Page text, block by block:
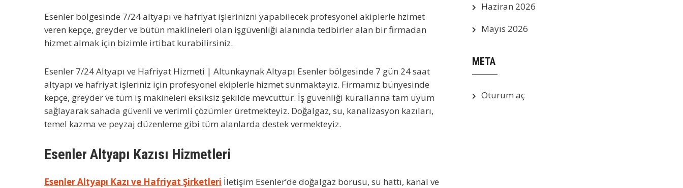
Esenler bölgesinde 7/24 altyapı ve hafriyat işlerinizni yapabilecek profesyonel akiplerle hzimet
veren kepçe, greyder ve bütün maklineleri olan işgüvenliği alanında tedbirler alan bir firmadan
hizmet almak için bizimle irtibat kurabilirsiniz.
Esenler 7/24 Altyapı ve Hafriyat Hizmeti | Altunkaynak Altyapı Esenler bölgesinde 7 gün 24 saat
altyapı ve hafriyat işleriniz için profesyonel ekiplerle hizmet sunmaktayız. Firmamız bünyesinde
kepçe, greyder ve tüm iş makineleri eksiksiz şekilde mevcuttur. İş güvenliği kurallarına tam uyum
sağlayarak sahada güvenli ve verimli çözümler üretmekteyiz. Doğalgaz, su, kanalizasyon kazıları,
temel kazma ve peyzaj düzenleme gibi tüm alanlarda destek vermekteyiz.
Esenler Altyapı Kazısı Hizmetleri
Esenler Altyapı Kazı ve Hafriyat Şirketleri İletişim Esenler’de doğalgaz borusu, su hattı, kanal ve
Haziran 2026
Mayıs 2026
META
Oturum aç